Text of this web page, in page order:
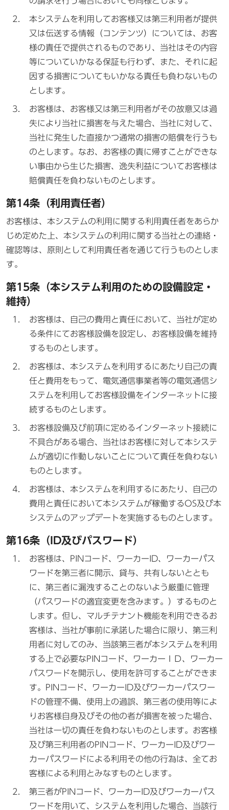
本システムを利用してお客様又は第三利用者が提供
又は伝送する情報（コンテンツ）については、お客
様の責任で提供されるものであり、当社はその内容
等についていかなる保証も行わず、また、それに起
因する損害についてもいかなる責任も負わないもの
とします。
お客様は、お客様又は第三利用者がその故意又は過
失により当社に損害を与えた場合、当社に対して、
当社に発生した直接かつ通常の損害の賠償を行うも
のとします。なお、お客様の責に帰すことができな
い事由から生じた損害、逸失利益についてお客様は
賠償責任を負わないものとします。
第14条（利用責任者）
お客様は、本システムの利用に関する利用責任者をあらか
じめ定めた上、本システムの利用に関する当社との連絡・
確認等は、原則として利用責任者を通じて行うものとしま
す。
第15条（本システム利用のための設備設定・
維持）
お客様は、自己の費用と責任において、当社が定め
る条件にてお客様設備を設定し、お客様設備を維持
するものとします。
お客様は、本システムを利用するにあたり自己の責
任と費用をもって、電気通信事業者等の電気通信シ
ステムを利用してお客様設備をインターネットに接
続するものとします。
お客様設備及び前項に定めるインターネット接続に
不具合がある場合、当社はお客様に対して本システ
ムが適切に作動しないことについて責任を負わない
ものとします。
お客様は、本システムを利用するにあたり、自己の
費用と責任において本システムが稼働するOS及び本
システムのアップデートを実施するものとします。
第16条（ID及びパスワード）
お客様は、PINコード、ワーカーID、ワーカーパス
ワードを第三者に開示、貸与、共有しないととも
に、第三者に漏洩することのないよう厳重に管理
（パスワードの適宜変更を含みます。）するものと
します。但し、マルチテナント機能を利用できるお
客様は、当社が事前に承諾した場合に限り、第三利
用者に対してのみ、当該第三者が本システムを利用
する上で必要なPINコード、ワーカーＩＤ、ワーカー
パスワードを開示し、使用を許可することができま
す。PINコード、ワーカーID及びワーカーパスワー
ドの管理不備、使用上の過誤、第三者の使用等によ
りお客様自身及びその他の者が損害を被った場合、
当社は一切の責任を負わないものとします。お客様
及び第三利用者のPINコード、ワーカーID及びワー
カーパスワードによる利用その他の行為は、全てお
客様による利用とみなすものとします。
第三者がPINコード、ワーカーID及びワーカーパス
ワードを用いて、システムを利用した場合、当該行